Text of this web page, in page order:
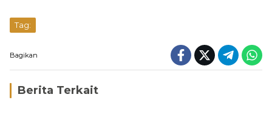
Tag:
Bagikan
Berita Terkait